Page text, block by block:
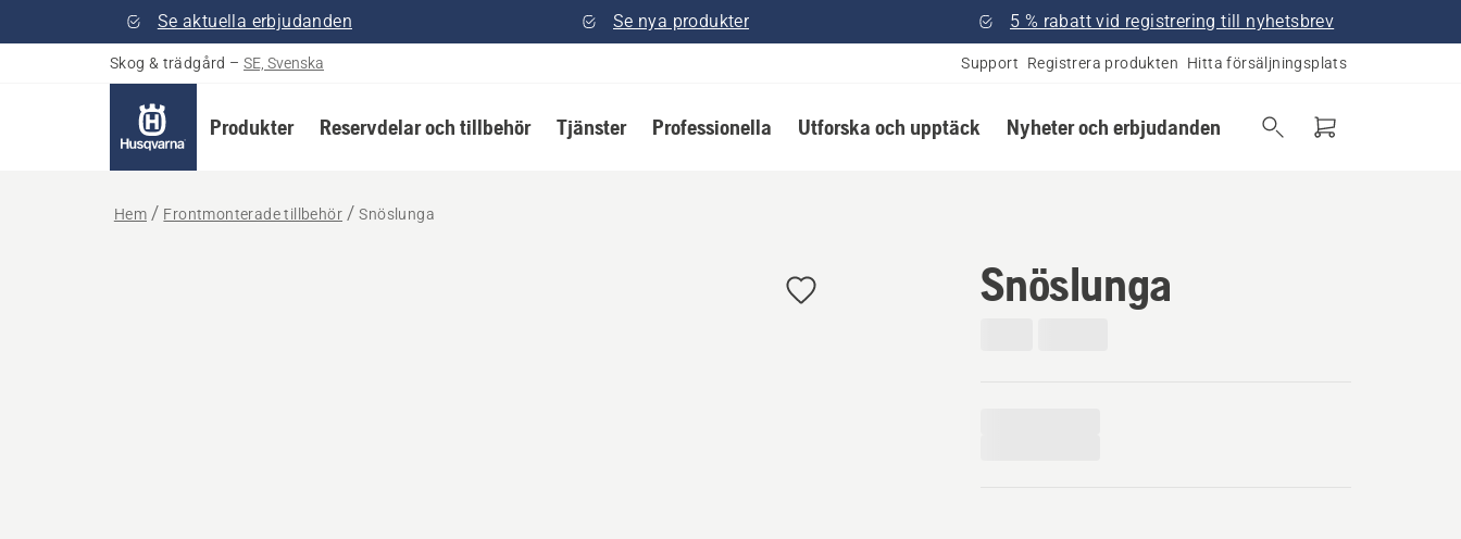
Se aktuella erbjudanden Se nya produkter 5 % rabatt vid registrering till nyhetsbrev
Skog & trädgård – SE, Svenska Support Registrera produkten Hitta försäljningsplats
Produkter Reservdelar och tillbehör Tjänster Professionella Utforska och upptäck Nyheter och erbjudanden
Hem Frontmonterade tillbehör Snöslunga
Snöslunga